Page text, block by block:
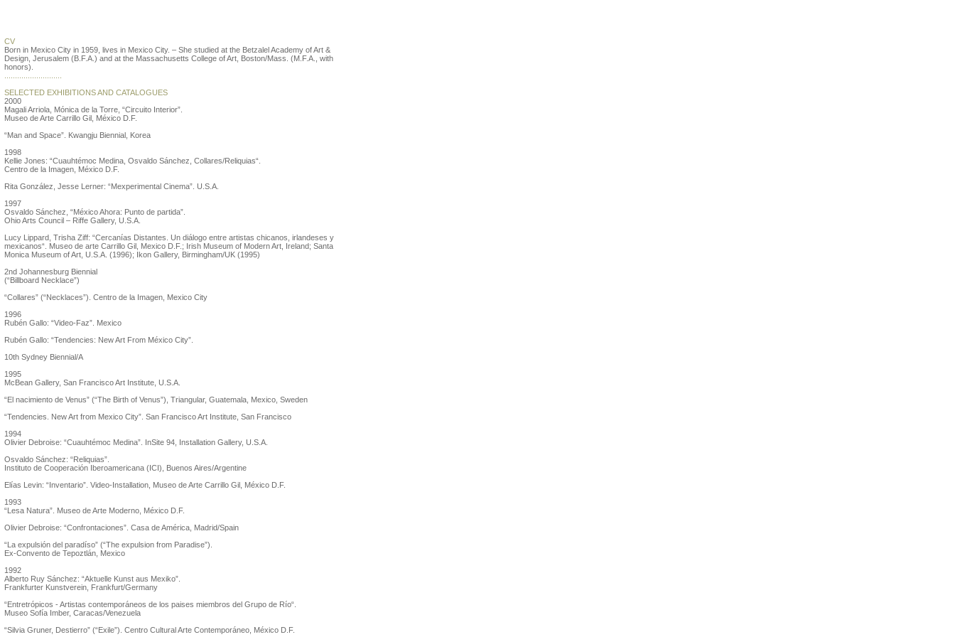
CV
Born in Mexico City in 1959, lives in Mexico City. – She studied at the Betzalel Academy of Art &
Design, Jerusalem (B.F.A.) and at the Massachusetts College of Art, Boston/Mass. (M.F.A., with
honors).
SELECTED EXHIBITIONS AND CATALOGUES
2000
Magali Arriola, Mónica de la Torre, “Circuito Interior”.
Museo de Arte Carrillo Gil, México D.F.
“Man and Space”. Kwangju Biennial, Korea
1998
Kellie Jones: “Cuauhtémoc Medina, Osvaldo Sánchez, Collares/Reliquias“.
Centro de la Imagen, México D.F.
Rita González, Jesse Lerner: “Mexperimental Cinema”. U.S.A.
1997
Osvaldo Sánchez, “México Ahora: Punto de partida”.
Ohio Arts Council – Riffe Gallery, U.S.A.
Lucy Lippard, Trisha Ziff: “Cercanías Distantes. Un diálogo entre artistas chicanos, irlandeses y
mexicanos“. Museo de arte Carrillo Gil, Mexico D.F.; Irish Museum of Modern Art, Ireland; Santa
Monica Museum of Art, U.S.A. (1996); Ikon Gallery, Birmingham/UK (1995)
2nd Johannesburg Biennial
(“Billboard Necklace”)
“Collares” (“Necklaces”). Centro de la Imagen, Mexico City
1996
Rubén Gallo: “Video-Faz”. Mexico
Rubén Gallo: “Tendencies: New Art From México City”.
10th Sydney Biennial/A
1995
McBean Gallery, San Francisco Art Institute, U.S.A.
“El nacimiento de Venus” (“The Birth of Venus”), Triangular, Guatemala, Mexico, Sweden
“Tendencies. New Art from Mexico City”. San Francisco Art Institute, San Francisco
1994
Olivier Debroise: “Cuauhtémoc Medina”. InSite 94, Installation Gallery, U.S.A.
Osvaldo Sánchez: “Reliquias”.
Instituto de Cooperación Iberoamericana (ICI), Buenos Aires/Argentine
Elías Levin: “Inventario”. Video-Installation, Museo de Arte Carrillo Gil, México D.F.
1993
“Lesa Natura”. Museo de Arte Moderno, México D.F.
Olivier Debroise: “Confrontaciones”. Casa de América, Madrid/Spain
“La expulsión del paradíso” (“The expulsion from Paradise”).
Ex-Convento de Tepoztlán, Mexico
1992
Alberto Ruy Sánchez: “Aktuelle Kunst aus Mexiko”.
Frankfurter Kunstverein, Frankfurt/Germany
“Entretrópicos - Artistas contemporáneos de los paises miembros del Grupo de Río“.
Museo Sofía Imber, Caracas/Venezuela
“Silvia Gruner, Destierro” (“Exile”). Centro Cultural Arte Contemporáneo, México D.F.